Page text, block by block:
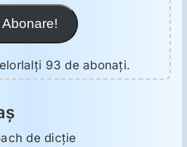
Abonare!
93 de abonați.
de dicție